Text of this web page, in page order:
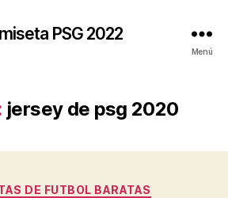
PSG 2022
Menú
jersey de psg 2020
Categorías
DE FUTBOL BARATAS